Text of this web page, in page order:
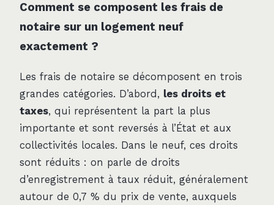
Comment se composent les frais de
notaire sur un logement neuf
exactement ?
Les frais de notaire se décomposent en trois
grandes catégories. D’abord, les droits et
taxes, qui représentent la part la plus
importante et sont reversés à l’État et aux
collectivités locales. Dans le neuf, ces droits
sont réduits : on parle de droits
d’enregistrement à taux réduit, généralement
autour de 0,7 % du prix de vente, auxquels